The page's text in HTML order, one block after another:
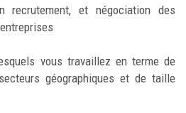
recrutement, et négociation des
vous travaillez en terme de
géographiques et de taille